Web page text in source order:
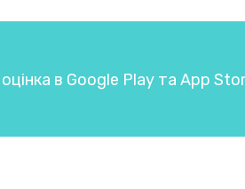
в Google Play та App